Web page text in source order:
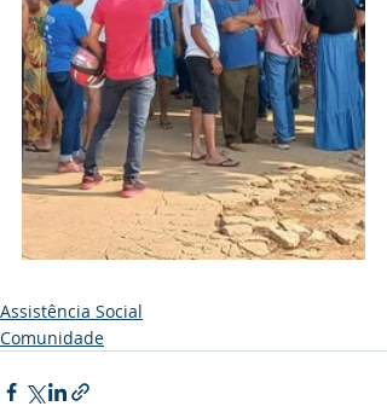
Assistência Social
Comunidade